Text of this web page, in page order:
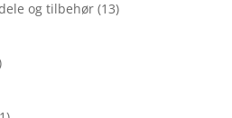
og tilbehør (13)